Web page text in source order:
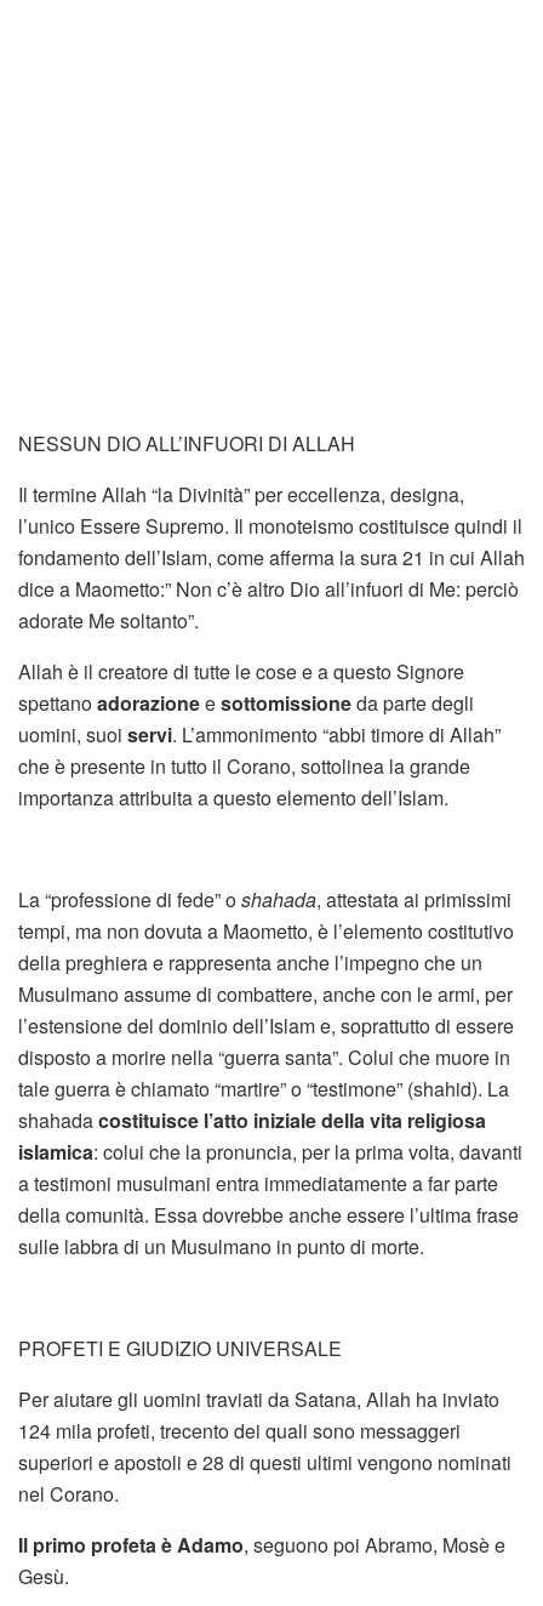
NESSUN DIO ALL’INFUORI DI ALLAH
Il termine Allah “la Divinità” per eccellenza, designa,
l’unico Essere Supremo. Il monoteismo costituisce quindi il
fondamento dell’Islam, come afferma la sura 21 in cui Allah
dice a Maometto:” Non c’è altro Dio all’infuori di Me: perciò
adorate Me soltanto”.
Allah è il creatore di tutte le cose e a questo Signore
spettanoadorazioneesottomissioneda parte degli
uomini, suoi servi. L’ammonimento “abbi timore di Allah”
che è presente in tutto il Corano, sottolinea la grande
importanza attribuita a questo elemento dell’Islam.
La “professione di fede” oshahada, attestata ai primissimi
tempi, ma non dovuta a Maometto, è l’elemento costitutivo
della preghiera e rappresenta anche l’impegno che un
Musulmano assume di combattere, anche con le armi, per
l’estensione del dominio dell’Islam e, soprattutto di essere
disposto a morire nella “guerra santa”. Colui che muore in
tale guerra è chiamato “martire” o “testimone” (shahid). La
shahadacostituisce l’atto iniziale della vita religiosa
islamica: colui che la pronuncia, per la prima volta, davanti
a testimoni musulmani entra immediatamente a far parte
della comunità. Essa dovrebbe anche essere l’ultima frase
sulle labbra di un Musulmano in punto di morte.
PROFETI E GIUDIZIO UNIVERSALE
Per aiutare gli uomini traviati da Satana, Allah ha inviato
124 mila profeti, trecento dei quali sono messaggeri
superiori e apostoli e 28 di questi ultimi vengono nominati
nel Corano.
Il primo profeta è Adamo, seguono poi Abramo, Mosè e
Gesù.